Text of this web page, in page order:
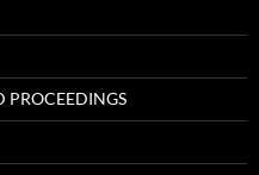
PROCEEDINGS